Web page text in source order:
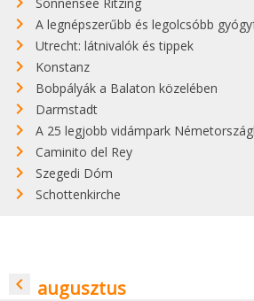
A legnépszerűbb és legolcsóbb
Utrecht: látnivalók és tippek
Konstanz
Bobpályák a Balaton közelében
Darmstadt
A 25 legjobb vidámpark
Caminito del Rey
Szegedi Dóm
Schottenkirche
navigate_before augusztus